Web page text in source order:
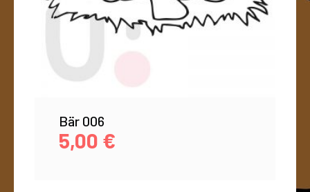
Bär 006
5,00 €